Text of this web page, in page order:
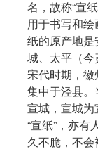
名，故称“宣
用于书写和
纸的原产地
城、太平（
宋代时期，
集中于泾县
宣城，宣城
“宣纸”，亦
久不脆，不会